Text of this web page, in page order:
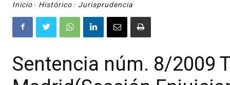
Inicio Histórico Jurisprudencia
Sentencia núm. 8/2009